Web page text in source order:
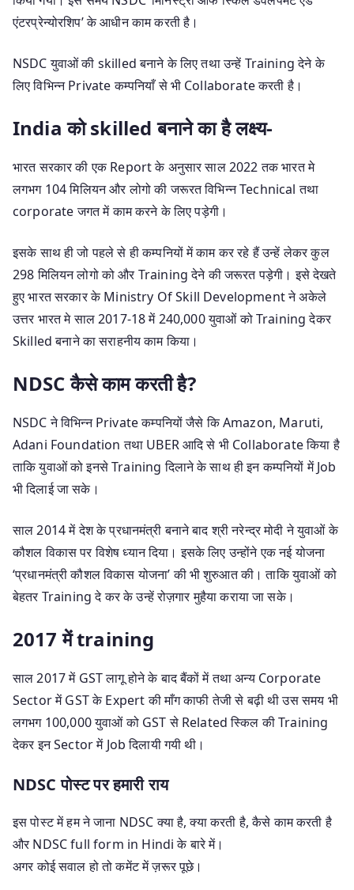
एंटरप्रेन्योरशिप’ के आधीन काम करती है।
NSDC युवाओं की skilled बनाने के लिए तथा उन्हें Training देने के
लिए विभिन्न Private कम्पनियाँ से भी Collaborate करती है।
India को skilled बनाने का है लक्ष्य-
भारत सरकार की एक Report के अनुसार साल 2022 तक भारत मे
लगभग 104 मिलियन और लोगो की जरूरत विभिन्न Technical तथा
corporate जगत में काम करने के लिए पड़ेगी।
इसके साथ ही जो पहले से ही कम्पनियों में काम कर रहे हैं उन्हें लेकर कुल
298 मिलियन लोगो को और Training देने की जरूरत पड़ेगी। इसे देखते
हुए भारत सरकार के Ministry Of Skill Development ने अकेले
उत्तर भारत मे साल 2017-18 में 240,000 युवाओं को Training देकर
Skilled बनाने का सराहनीय काम किया।
NDSC कैसे काम करती है?
NSDC ने विभिन्न Private कम्पनियों जैसे कि Amazon, Maruti,
Adani Foundation तथा UBER आदि से भी Collaborate किया है
ताकि युवाओं को इनसे Training दिलाने के साथ ही इन कम्पनियों में Job
भी दिलाई जा सके।
साल 2014 में देश के प्रधानमंत्री बनाने बाद श्री नरेन्द्र मोदी ने युवाओं के
कौशल विकास पर विशेष ध्यान दिया। इसके लिए उन्होंने एक नई योजना
‘प्रधानमंत्री कौशल विकास योजना’ की भी शुरुआत की। ताकि युवाओं को
बेहतर Training दे कर के उन्हें रोज़गार मुहैया कराया जा सके।
2017 में training
साल 2017 में GST लागू होने के बाद बैंकों में तथा अन्य Corporate
Sector में GST के Expert की माँग काफी तेजी से बढ़ी थी उस समय भी
लगभग 100,000 युवाओं को GST से Related स्किल की Training
देकर इन Sector में Job दिलायी गयी थी।
NDSC पोस्ट पर हमारी राय
इस पोस्ट में हम ने जाना NDSC क्या है, क्या करती है, कैसे काम करती है
और NDSC full form in Hindi के बारे में।
अगर कोई सवाल हो तो कमेंट में ज़रूर पूछे।